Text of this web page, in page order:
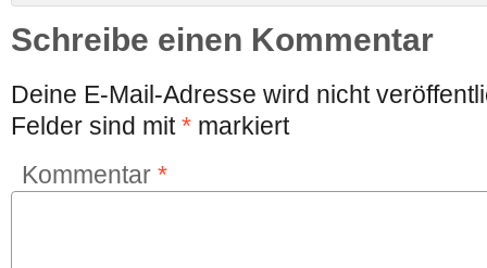
Schreibe einen Kommentar
Deine E-Mail-Adresse wird nicht
Felder sind mit* markiert
Kommentar *